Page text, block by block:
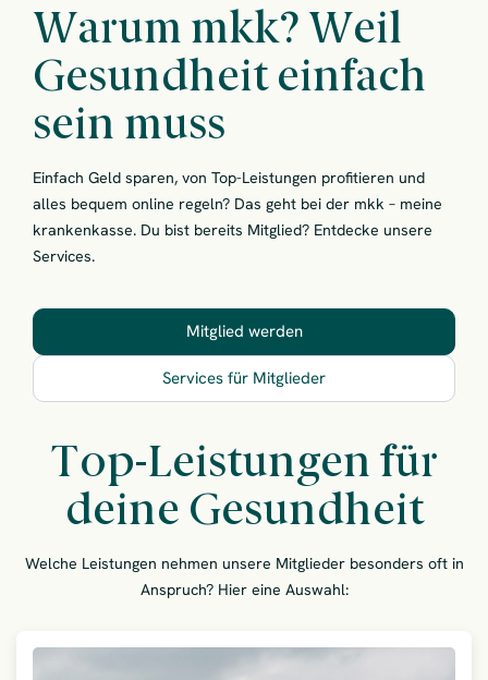
Warum mkk? Weil
Gesundheit einfach
sein muss
Einfach Geld sparen, von Top-Leistungen profitieren und
alles bequem online regeln? Das geht bei der mkk – meine
krankenkasse. Du bist bereits Mitglied? Entdecke unsere
Services.
Mitglied werden
Services für Mitglieder
Top-Leistungen für
deine Gesundheit
Welche Leistungen nehmen unsere Mitglieder besonders oft in
Anspruch? Hier eine Auswahl: